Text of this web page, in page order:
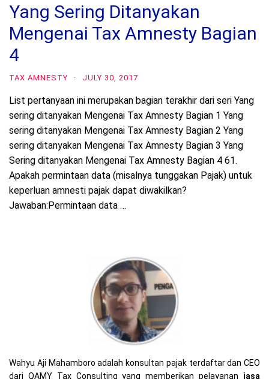
Yang Sering Ditanyakan
Mengenai Tax Amnesty Bagian
4
TAX AMNESTY · JULY 30, 2017
List pertanyaan ini merupakan bagian terakhir dari seri Yang
sering ditanyakan Mengenai Tax Amnesty Bagian 1 Yang
sering ditanyakan Mengenai Tax Amnesty Bagian 2 Yang
sering ditanyakan Mengenai Tax Amnesty Bagian 3 Yang
Sering ditanyakan Mengenai Tax Amnesty Bagian 4 61.
Apakah permintaan data (misalnya tunggakan Pajak) untuk
keperluan amnesti pajak dapat diwakilkan?
Jawaban:Permintaan data …
Wahyu Aji Mahamboro adalah konsultan pajak terdaftar dan CEO
dari QAMY Tax Consulting yang memberikan pelayanan jasa